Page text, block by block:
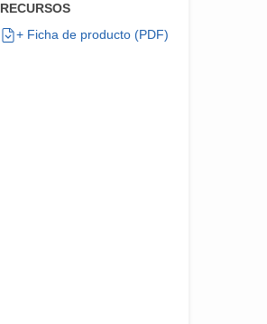
RECURSOS
+ Ficha de producto (PDF)